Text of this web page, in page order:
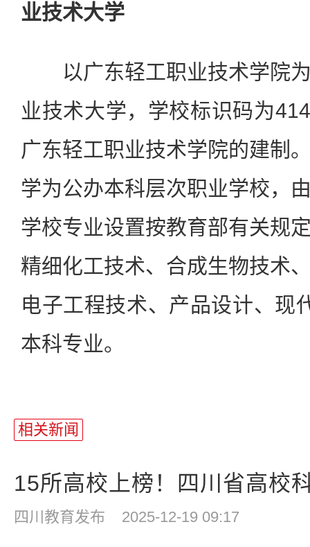
业技术大学
以广东轻工职业技术学院为
业技术大学，学校标识码为
广东轻工职业技术学院的建制
学为公办本科层次职业学校，
学校专业设置按教育部有关规
精细化工技术、合成生物技术
电子工程技术、产品设计、现
本科专业。
相关新闻
15所高校上榜！四川省高校
四川教育发布 2025-12-19 09:17